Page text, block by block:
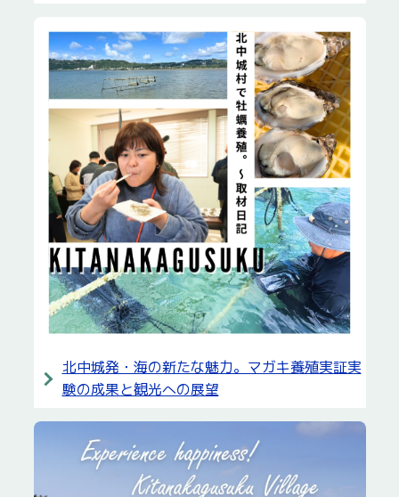
北中城発・海の新たな魅力。マガキ養殖実証実
験の成果と観光への展望